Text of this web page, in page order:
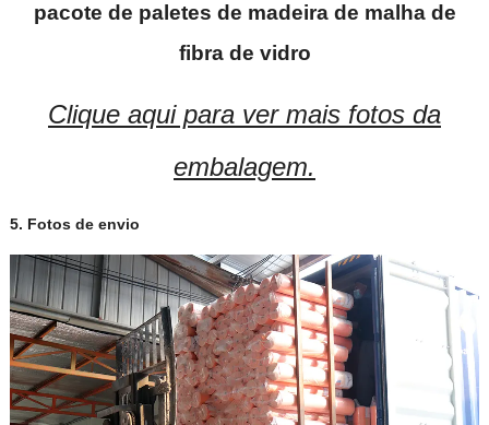
pacote de paletes de madeira de malha de
fibra de vidro
Clique aqui para ver mais fotos da
embalagem.
5. Fotos de envio